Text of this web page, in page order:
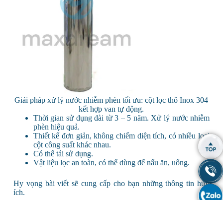
Giải pháp xử lý nước nhiễm phèn tối ưu: cột lọc thô Inox 304
kết hợp van tự động.
Thời gian sử dụng dài từ 3 – 5 năm. Xử lý nước nhiễm
phèn hiệu quả.
Thiết kế đơn giản, không chiếm diện tích, có nhiều loại
cột công suất khác nhau.
Có thể tái sử dụng.
Vật liệu lọc an toàn, có thể dùng để nấu ăn, uống.
Hy vọng bài viết sẽ cung cấp cho bạn những thông tin hữu
ích.